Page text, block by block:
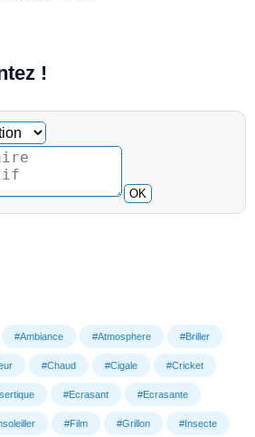
!
OK
#Ambiance #Atmosphere #Briller
#Chaud #Cigale #Cricket
#Ecrasant #Ecrasante
#Film #Grillon #Insecte